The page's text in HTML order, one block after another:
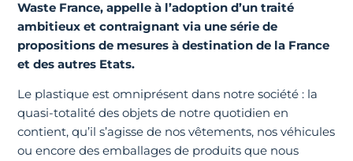
Waste France, appelle à l’adoption d’un traité
ambitieux et contraignant via une série de
propositions de mesures à destination de la France
et des autres Etats.
Le plastique est omniprésent dans notre société : la
quasi-totalité des objets de notre quotidien en
contient, qu’il s’agisse de nos vêtements, nos véhicules
ou encore des emballages de produits que nous